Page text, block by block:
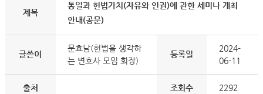
제목
통일과 헌법가치(자유와 인권)에 관한 세미나 개최
안내(공문)
글쓴이
문효남(헌법을 생각하
는 변호사 모임 회장)
등록일
2024-
06-11
출처 조회수 2292